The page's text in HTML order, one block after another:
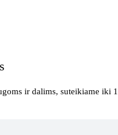
ir dalims, suteikiame iki